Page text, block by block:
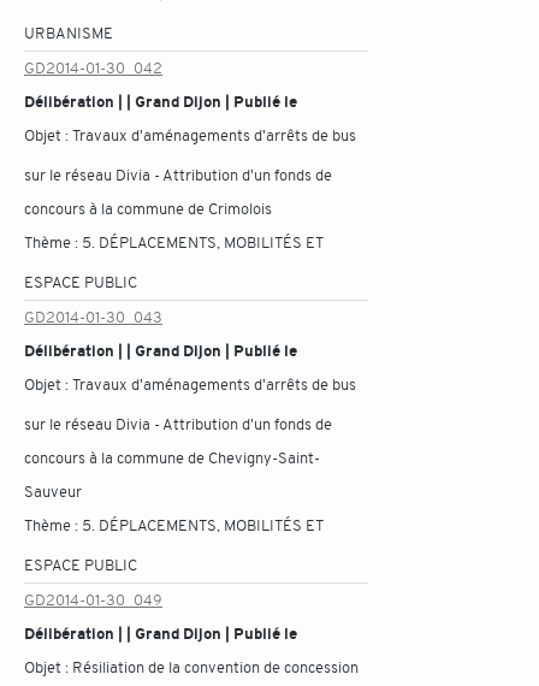
URBANISME
GD2014-01-30_042
Délibération | | Grand Dijon | Publié le
Objet :Travaux d'aménagements d'arrêts de bus
sur le réseau Divia - Attribution d'un fonds de
concours à la commune de Crimolois
Thème : 5. DÉPLACEMENTS, MOBILITÉS ET
ESPACE PUBLIC
GD2014-01-30_043
Délibération | | Grand Dijon | Publié le
Objet :Travaux d'aménagements d'arrêts de bus
sur le réseau Divia - Attribution d'un fonds de
concours à la commune de Chevigny-Saint-
Sauveur
Thème : 5. DÉPLACEMENTS, MOBILITÉS ET
ESPACE PUBLIC
GD2014-01-30_049
Délibération | | Grand Dijon | Publié le
Objet : Résiliation de la convention de concession